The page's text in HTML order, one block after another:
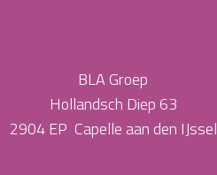
BLA Groep
Hollandsch Diep 63
2904 EP Capelle aan den IJssel